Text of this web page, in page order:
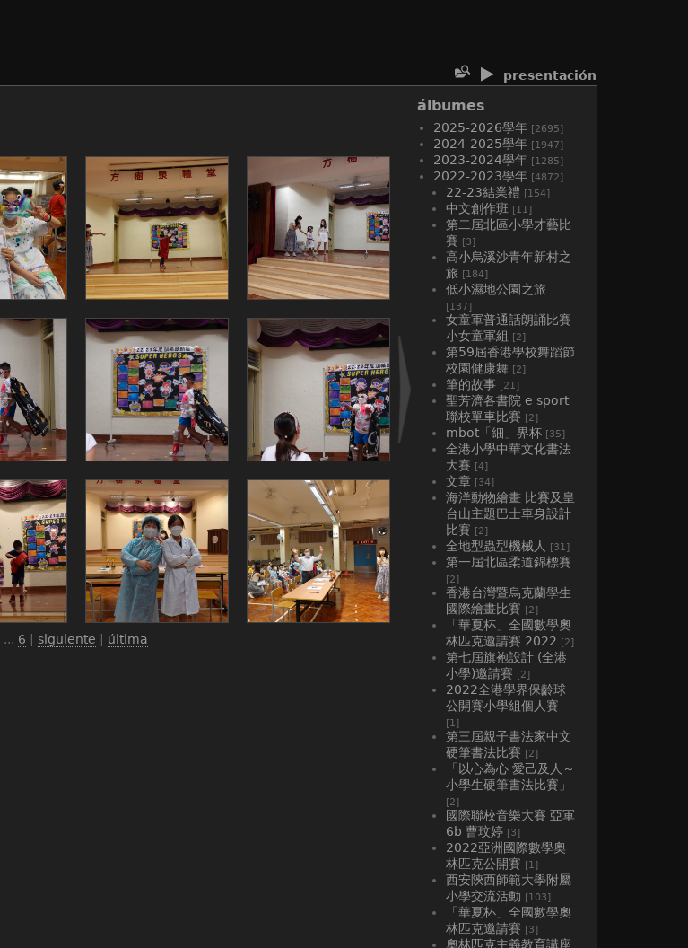
presentación
... 6 | siguiente | última
álbumes
2025-2026學年 [2695]
2024-2025學年 [1947]
2023-2024學年 [1285]
2022-2023學年 [4872]
22-23結業禮 [154]
中文創作班 [11]
第二屆北區小學才藝比
賽 [3]
高小烏溪沙青年新村之
旅 [184]
低小濕地公園之旅
[137]
女童軍普通話朗誦比賽
小女童軍組 [2]
第59屆香港學校舞蹈節
校園健康舞 [2]
筆的故事 [21]
聖芳濟各書院 e sport
聯校單車比賽 [2]
mbot「細」界杯 [35]
全港小學中華文化書法
大賽 [4]
文章 [34]
海洋動物繪畫 比賽及皇
台山主題巴士車身設計
比賽 [2]
全地型蟲型機械人 [31]
第一屆北區柔道錦標賽
[2]
香港台灣暨烏克蘭學生
國際繪畫比賽 [2]
「華夏杯」全國數學奧
林匹克邀請賽 2022 [2]
第七屆旗袍設計 (全港
小學)邀請賽 [2]
2022全港學界保齡球
公開賽小學組個人賽
[1]
第三屆親子書法家中文
硬筆書法比賽 [2]
「以心為心 愛己及人～
小學生硬筆書法比賽」
[2]
國際聯校音樂大賽 亞軍
6b 曹玟婷 [3]
2022亞洲國際數學奧
林匹克公開賽 [1]
西安陝西師範大學附屬
小學交流活動 [103]
「華夏杯」全國數學奧
林匹克邀請賽 [3]
奧林匹克主義教育講座